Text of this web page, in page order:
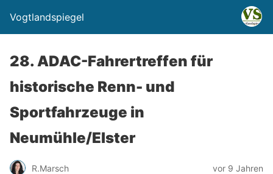
Vogtlandspiegel
28. ADAC-Fahrertreffen für
historische Renn- und
Sportfahrzeuge in
Neumühle/Elster
R.Marsch vor 9 Jahren